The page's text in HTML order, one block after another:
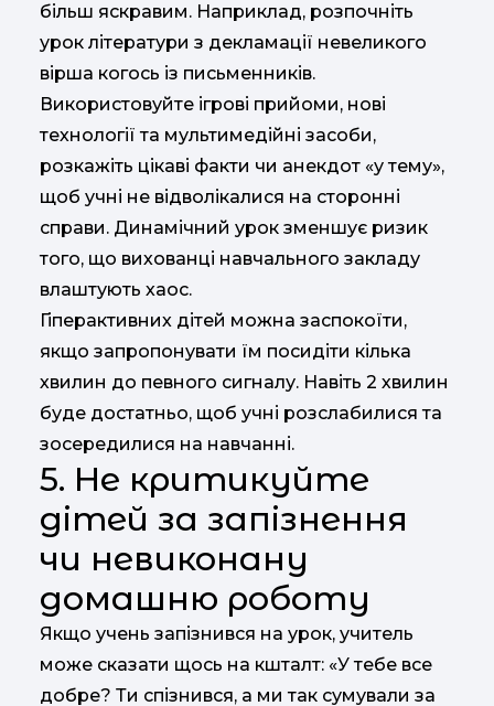
більш яскравим. Наприклад, розпочніть
урок літератури з декламації невеликого
вірша когось із письменників.
Використовуйте ігрові прийоми, нові
технології та мультимедійні засоби,
розкажіть цікаві факти чи анекдот «у тему»,
щоб учні не відволікалися на сторонні
справи. Динамічний урок зменшує ризик
того, що вихованці навчального закладу
влаштують хаос.
Гіперактивних дітей можна заспокоїти,
якщо запропонувати їм посидіти кілька
хвилин до певного сигналу. Навіть 2 хвилин
буде достатньо, щоб учні розслабилися та
зосередилися на навчанні.
5. Не критикуйте
дітей за запізнення
чи невиконану
домашню роботу
Якщо учень запізнився на урок, учитель
може сказати щось на кшталт: «У тебе все
добре? Ти спізнився, а ми так сумували за